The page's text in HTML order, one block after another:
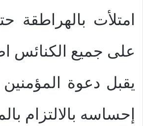
امتلأت بالهراطقة
على جميع الكنائس
يقبل دعوة
إحساسه بالالتزام